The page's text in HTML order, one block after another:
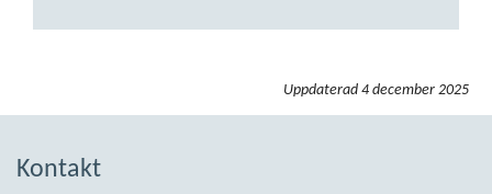
Uppdaterad 4 december 2025
Kontakt